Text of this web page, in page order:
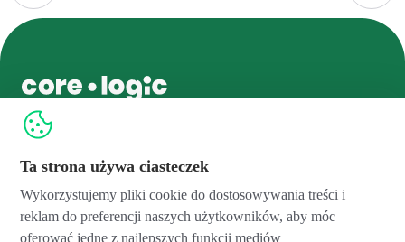
hello@core-logic.com
Core Logic Sp. z o.o.
Feliksa Radwańskiego 15/1
30-065 Kraków, Poland
Core Logic Services Sp. z o.o.
Feliksa Radwańskiego 15/1
30-065 Kraków, Poland
Ta strona używa ciasteczek
Wykorzystujemy pliki cookie do dostosowywania treści i
reklam do preferencji naszych użytkowników, aby móc
oferować jedne z najlepszych funkcji mediów